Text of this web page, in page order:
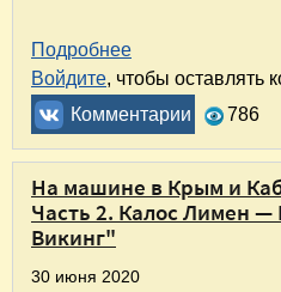
Подробнее
Войдите, чтобы оставлять
Комментарии
786
На машине в Крым и
Часть 2. Калос Лимен
Викинг"
30 июня 2020